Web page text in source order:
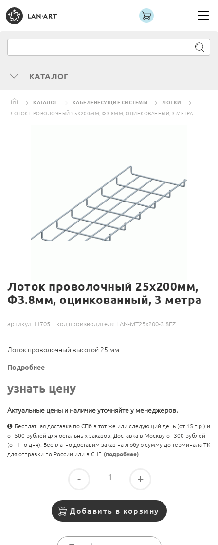
КАТАЛОГ
КАТАЛОГ КАБЕЛЕНЕСУЩИЕ СИСТЕМЫ
ЛОТКИ
ЛОТОК ПРОВОЛОЧНЫЙ 25Х200ММ, Ф3.8ММ, ОЦИНКОВАННЫЙ, 3 МЕТРА
Лоток проволочный 25х200мм,
Ф3.8мм, оцинкованный, 3 метра
артикул 11705 код производителя LAN-MT25x200-3.8EZ
Лоток проволочный высотой 25 мм
Подробнее
узнать цену
Актуальные цены и наличие уточняйте у менеджеров.
Бесплатная доставка по СПб в тот же или следующий день (от 15 т.р.) и
от 500 рублей для остальных заказов. Доставка в Москву от 300 рублей
(от 1-го дня). Бесплатно доставим заказ на любую сумму до терминала ТК
для отправки по России или в СНГ. (подробнее)
- +
Добавить в корзину